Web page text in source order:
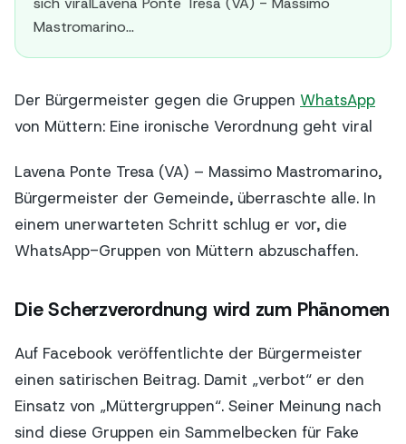
Mastromarino...
Der Bürgermeister gegen die Gruppen WhatsApp
von Müttern: Eine ironische Verordnung geht viral
Lavena Ponte Tresa (VA) – Massimo Mastromarino,
Bürgermeister der Gemeinde, überraschte alle. In
einem unerwarteten Schritt schlug er vor, die
WhatsApp-Gruppen von Müttern abzuschaffen.
Die Scherzverordnung wird zum Phänomen
Auf Facebook veröffentlichte der Bürgermeister
einen satirischen Beitrag. Damit „verbot“ er den
Einsatz von „Müttergruppen“. Seiner Meinung nach
sind diese Gruppen ein Sammelbecken für Fake